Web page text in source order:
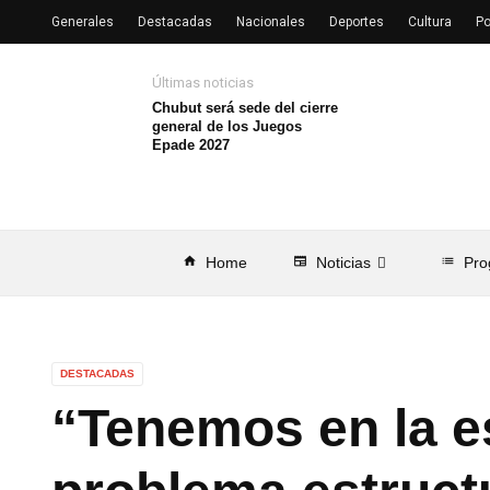
home Home newspaper Noticias list
Últimas noticias
Chubut será sede del cierre
general de los Juegos
Epade 2027
Generales Destacadas Nacionales Deportes Cultura
DESTACADAS
“Tenemos en la